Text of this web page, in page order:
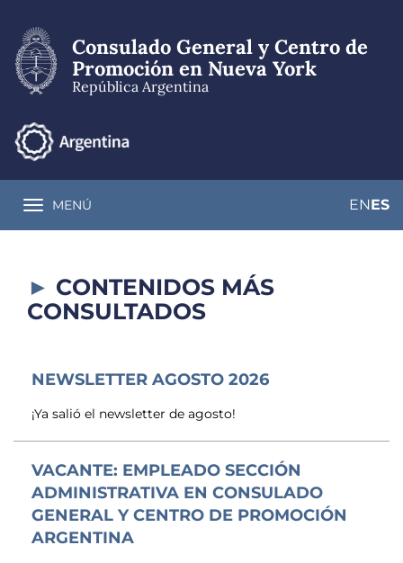
contenido
principal
Consulado General y Centro de
Promoción en Nueva York
República Argentina
Toggle navigation
MENÚ ENES
CONTENIDOS MÁS
CONSULTADOS
NEWSLETTER AGOSTO 2026
¡Ya salió el newsletter de agosto!
VACANTE: EMPLEADO SECCIÓN
ADMINISTRATIVA EN CONSULADO
GENERAL Y CENTRO DE PROMOCIÓN
ARGENTINA